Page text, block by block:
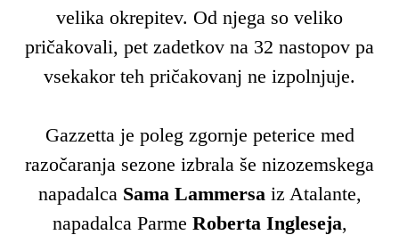
velika okrepitev. Od njega so veliko
pričakovali, pet zadetkov na 32 nastopov pa
vsekakor teh pričakovanj ne izpolnjuje.
Gazzetta je poleg zgornje peterice med
razočaranja sezone izbrala še nizozemskega
napadalca Sama Lammersa iz Atalante,
napadalca Parme Roberta Ingleseja,